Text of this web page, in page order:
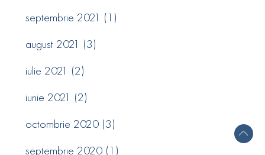
septembrie 2021 (1)
august 2021 (3)
iulie 2021 (2)
iunie 2021 (2)
octombrie 2020(3)
septembrie 2020(1)